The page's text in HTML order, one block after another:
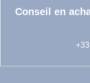
Conseil en